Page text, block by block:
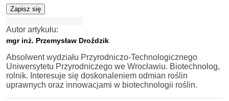
Zapisz się
Autor artykułu:
mgr inż. Przemysław Droździk
Absolwent wydziału Przyrodniczo-Technologicznego
Uniwersytetu Przyrodniczego we Wrocławiu. Biotechnolog,
rolnik. Interesuje się doskonaleniem odmian roślin
uprawnych oraz innowacjami w biotechnologii roślin.